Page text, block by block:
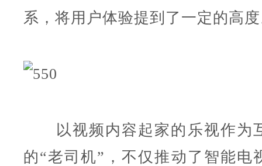
系，将用户体验提到了一定的高
以视频内容起家的乐视作为
的“老司机”，不仅推动了智能电